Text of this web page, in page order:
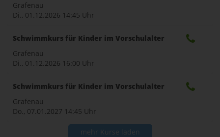
Grafenau
Di., 01.12.2026 14:45 Uhr
Schwimmkurs für Kinder im Vorschulalter
Grafenau
Di., 01.12.2026 16:00 Uhr
Schwimmkurs für Kinder im Vorschulalter
Grafenau
Do., 07.01.2027 14:45 Uhr
mehr Kurse laden